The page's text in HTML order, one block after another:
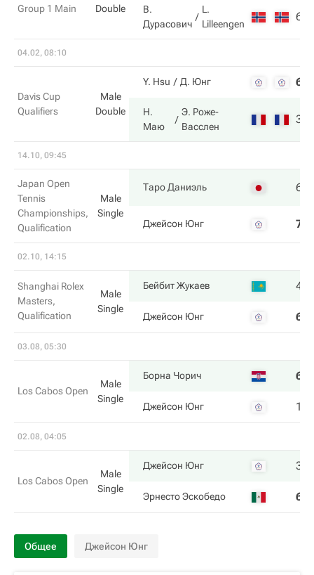
Group 1 Main
Double
В.
Дурасович
L.
Lilleengen
6
04.02, 08:10
Davis Cup
Qualifiers
Male
Double
Y. Hsu Д. Юнг 6
Н.
Маю
Э. Роже-
Васслен
3
14.10, 09:45
Japan Open
Tennis
Championships,
Qualification
Male
Single
Таро Даниэль 6
Джейсон Юнг 7
02.10, 14:15
Shanghai Rolex
Masters,
Qualification
Male
Single
Бейбит Жукаев 4
Джейсон Юнг 6
03.08, 05:30
Los Cabos Open
Male
Single
Борна Чорич 6
Джейсон Юнг 1
02.08, 04:05
Los Cabos Open
Male
Single
Джейсон Юнг 3
Эрнесто Эскобедо 6
Общее Джейсон Юнг